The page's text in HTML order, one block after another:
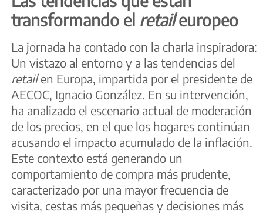
transformando el retaileuropeo
La jornada ha contado con la charla inspiradora:
Un vistazo al entorno y a las tendencias del
retailen Europa, impartida por el presidente de
AECOC, Ignacio González. En su intervención,
ha analizado el escenario actual de moderación
de los precios, en el que los hogares continúan
acusando el impacto acumulado de la inflación.
Este contexto está generando un
comportamiento de compra más prudente,
caracterizado por una mayor frecuencia de
visita, cestas más pequeñas y decisiones más